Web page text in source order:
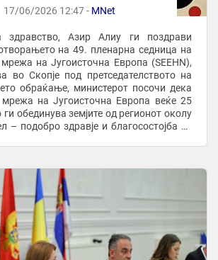
17/06/2026 12:47 - MNet
здравство, Азир Алиу ги поздрави
на 49. пленарна седница на
на Југоисточна Европа (SEEHN),
во Скопје под претседателството на
обраќање, министерот посочи дека
мрежа на Југоисточна Европа веќе 25
обединува земјите од регионот околу
– подобро здравје и благосостојба за